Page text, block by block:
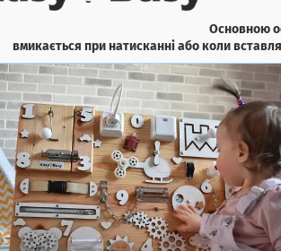
Основною
вмикається при натисканні або коли